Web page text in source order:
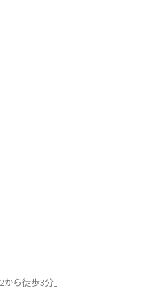
ら徒歩3分」